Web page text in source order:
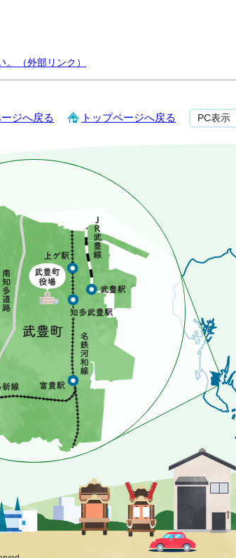
（外部リンク）
ジへ戻る トップページへ戻る PC表示